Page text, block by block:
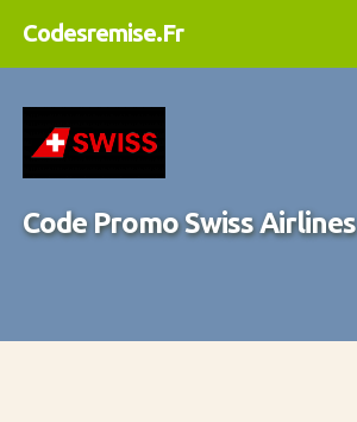
Codesremise.Fr
Code Promo Swiss Airlines